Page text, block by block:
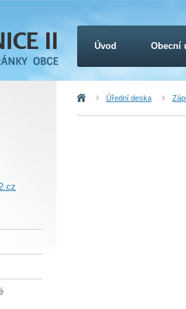
Úvod Úřední deska
Úvod Obecní